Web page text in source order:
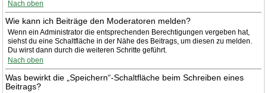
Nach oben
Wie kann ich Beiträge den Moderatoren melden?
Wenn ein Administrator die entsprechenden Berechtigungen vergeben hat,
siehst du eine Schaltfläche in der Nähe des Beitrags, um diesen zu melden.
Du wirst dann durch die weiteren Schritte geführt.
Nach oben
Was bewirkt die „Speichern“-Schaltfläche beim Schreiben eines
Beitrags?